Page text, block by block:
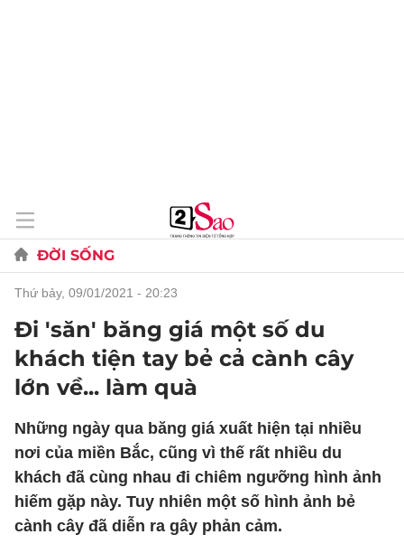
ĐỜI SỐNG
thứ bảy, 09/01/2021 - 20:23
Đi 'săn' băng giá một số du
khách tiện tay bẻ cả cành cây
lớn về... làm quà
Những ngày qua băng giá xuất hiện tại nhiều
nơi của miền Bắc, cũng vì thế rất nhiều du
khách đã cùng nhau đi chiêm ngưỡng hình ảnh
hiếm gặp này. Tuy nhiên một số hình ảnh bẻ
cành cây đã diễn ra gây phản cảm.